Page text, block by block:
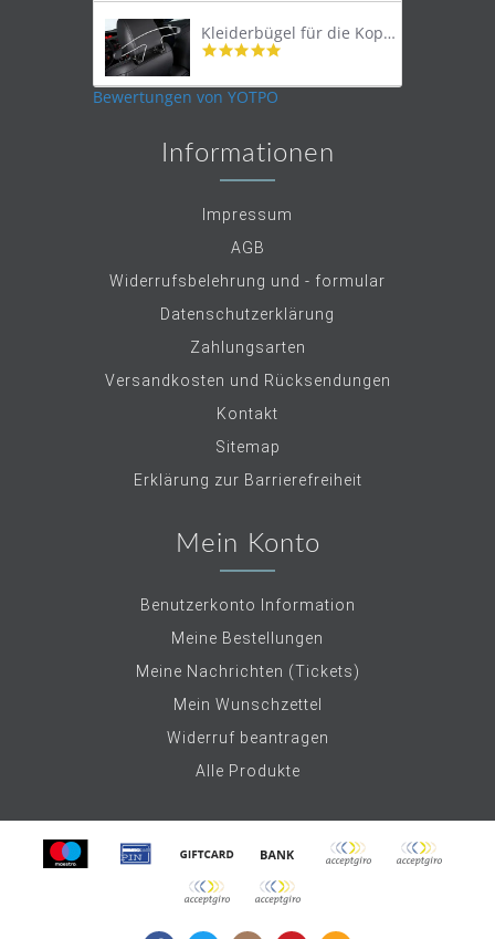
Kleiderbügel für die Kopfstütze
4.9
rating
Bewertungen von YOTPO
Informationen
Impressum
AGB
Widerrufsbelehrung und - formular
Datenschutzerklärung
Zahlungsarten
Versandkosten und Rücksendungen
Kontakt
Sitemap
Erklärung zur Barrierefreiheit
Mein Konto
Benutzerkonto Information
Meine Bestellungen
Meine Nachrichten (Tickets)
Mein Wunschzettel
Widerruf beantragen
Alle Produkte